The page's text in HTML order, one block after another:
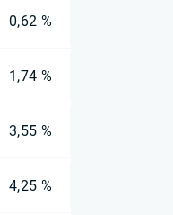
0,62 %
1,74 %
3,55 %
4,25 %